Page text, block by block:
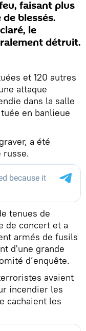
faisant plus
blessés.
le
détruit.
et 120 autres
attaque
dans la salle
en banlieue
a été
russe.
tenues de
de concert et a
armés de fusils
d'une grande
d’enquête.
avaient
incendier les
cachaient les